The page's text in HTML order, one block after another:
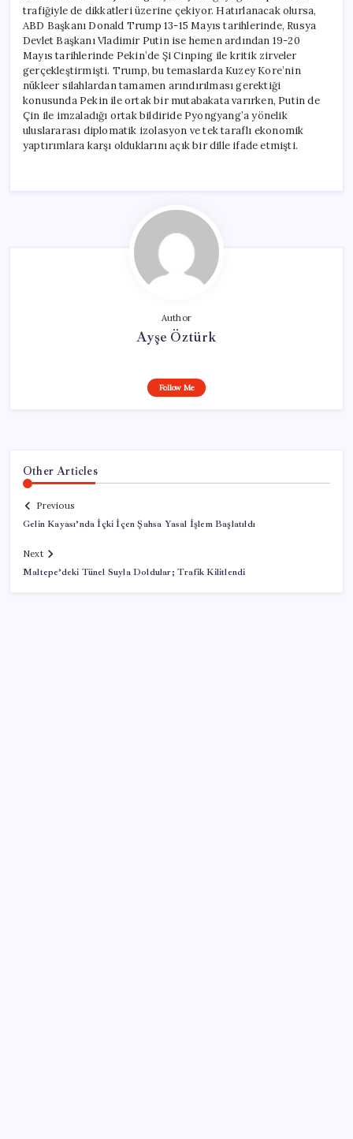
trafiğiyle de dikkatleri üzerine çekiyor. Hatırlanacak olursa,
ABD Başkanı Donald Trump 13-15 Mayıs tarihlerinde, Rusya
Devlet Başkanı Vladimir Putin ise hemen ardından 19-20
Mayıs tarihlerinde Pekin’de Şi Cinping ile kritik zirveler
gerçekleştirmişti. Trump, bu temaslarda Kuzey Kore’nin
nükleer silahlardan tamamen arındırılması gerektiği
konusunda Pekin ile ortak bir mutabakata varırken, Putin de
Çin ile imzaladığı ortak bildiride Pyongyang’a yönelik
uluslararası diplomatik izolasyon ve tek taraflı ekonomik
yaptırımlara karşı olduklarını açık bir dille ifade etmişti.
Author
Ayşe Öztürk
Follow Me
Other Articles
Previous
Gelin Kayası’nda İçki İçen Şahsa Yasal İşlem Başlatıldı
Next
Maltepe’deki Tünel Suyla Doldular; Trafik Kilitlendi